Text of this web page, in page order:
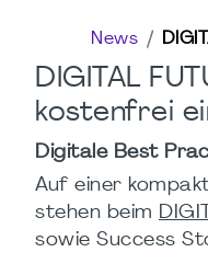
News
DIGITAL
kostenfrei
Digitale Best
Auf einer
stehen beim
sowie Success